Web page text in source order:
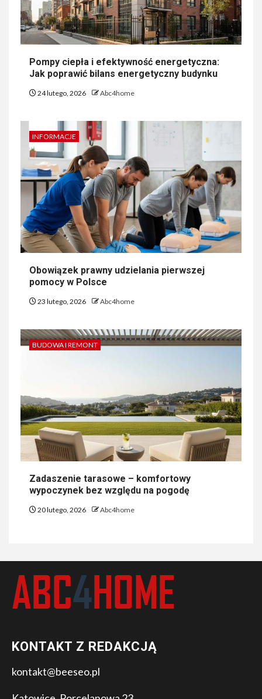
Pompy ciepła i efektywność energetyczna:
Jak poprawić bilans energetyczny budynku
24 lutego, 2026 Abc4home
INFORMACJE
Obowiązek prawny udzielania pierwszej
pomocy w Polsce
23 lutego, 2026 Abc4home
BUDOWA I REMONT
Zadaszenie tarasowe – komfortowy
wypoczynek bez względu na pogodę
20 lutego, 2026 Abc4home
KONTAKT Z REDAKCJĄ
kontakt@beeseo.pl